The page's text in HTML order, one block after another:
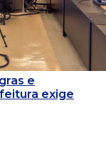
e
exige